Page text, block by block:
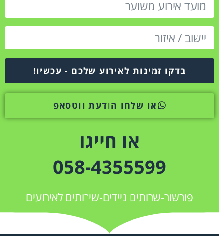
בדקו זמינות לאירוע שלכם - עכשיו!
או שלחו הודעת ווטסאפ
או חייגו
058-4355599
פורשור-שרותים ניידים-שירותים לאירועים